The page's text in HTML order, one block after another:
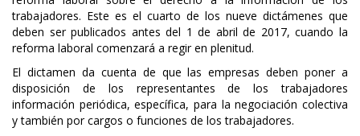
trabajadores. Este es el cuarto de los nueve dictámenes que
deben ser publicados antes del 1 de abril de 2017, cuando la
reforma laboral comenzará a regir en plenitud.
El dictamen da cuenta de que las empresas deben poner a
disposición de los representantes de los trabajadores
información periódica, específica, para la negociación colectiva
y también por cargos o funciones de los trabajadores.